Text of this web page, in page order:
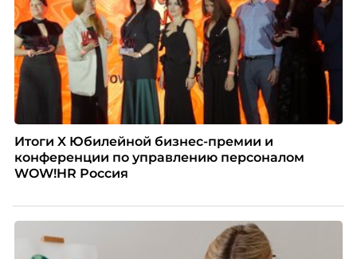
Итоги X Юбилейной бизнес-премии и
конференции по управлению персоналом
WOW!HR Россия